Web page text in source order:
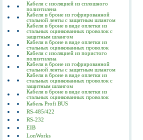
Кабели с изоляцией из сплошного
полиэтилена
Кабели в броне из гофрированной
стальной ленты с защитным шлангом
Кабели в броне в виде оплетки из
стальных оцинкованных проволок с
защитным шлангом
Кабели в броне в виде оплетки из
стальных оцинкованных проволок
Кабели с изоляцией из пористого
полиэтилена
Кабели в броне из гофрированной
стальной ленты с защитным шлангом
Кабели в броне в виде оплетки из
стальных оцинкованных проволок с
защитным шлангом
Кабели в броне в виде оплетки из
стальных оцинкованных проволок
Кабель Profi BUS
RS-485/422
RS-232
EIB
LonWorks